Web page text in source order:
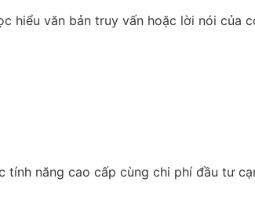
hiểu văn bản truy vấn hoặc lời nói
tính năng cao cấp cùng chi phí đầu tư